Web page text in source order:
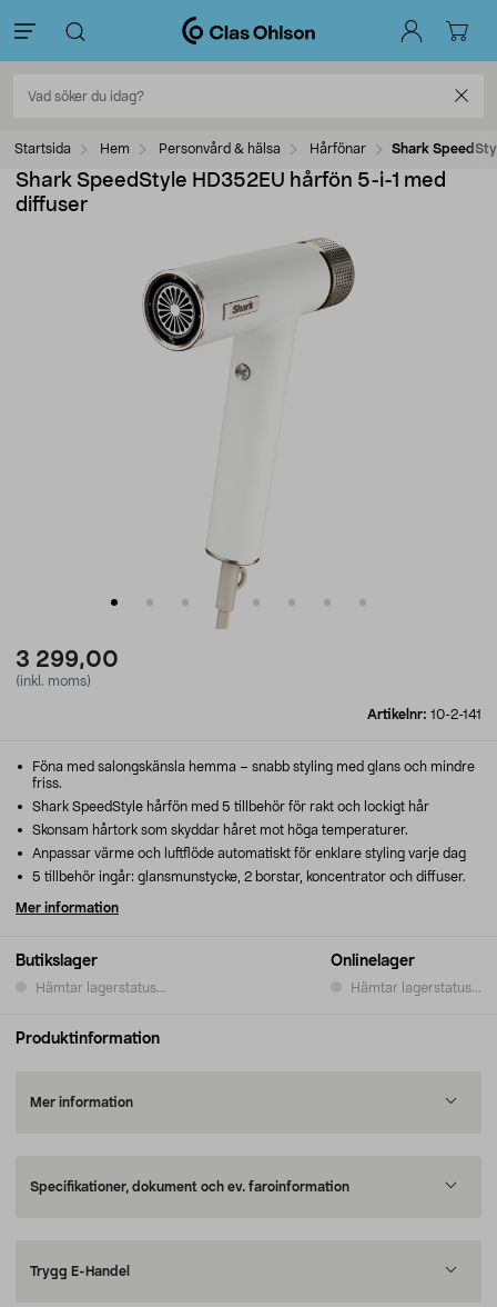
Startsida Hem Personvård & hälsa Hårfönar Shark
Shark SpeedStyle HD352EU hårfön 5-i-1 med
diffuser
3 299,00
(inkl. moms)
Artikelnr: 10-2-141
Butikslager
Hämtar lagerstatus...
Onlinelager
Hämtar lagerstatus...
Föna med salongskänsla hemma – snabb styling med glans och mindre
friss.
Shark SpeedStyle hårfön med 5 tillbehör för rakt och lockigt hår
Skonsam hårtork som skyddar håret mot höga temperaturer.
Anpassar värme och luftflöde automatiskt för enklare styling varje dag
5 tillbehör ingår: glansmunstycke, 2 borstar, koncentrator och diffuser.
Mer information
Produktinformation
Mer information
Specifikationer, dokument och ev. faroinformation
Trygg E-Handel